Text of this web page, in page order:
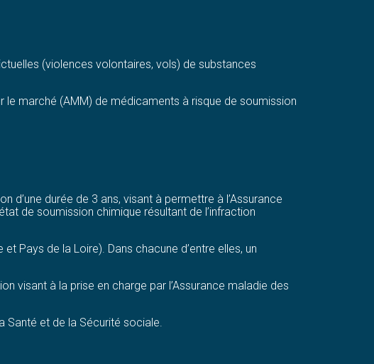
(violences volontaires, vols) de substances
le marché (AMM) de médicaments à risque de soumission
durée de 3 ans, visant à permettre à l’Assurance
de soumission chimique résultant de l’infraction
Pays de la Loire). Dans chacune d’entre elles, un
visant à la prise en charge par l’Assurance maladie des
Santé et de la Sécurité sociale.